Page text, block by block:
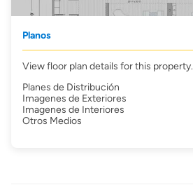
Planos
View floor plan details for this property.
Planes de Distribución
Imagenes de Exteriores
Imagenes de Interiores
Otros Medios